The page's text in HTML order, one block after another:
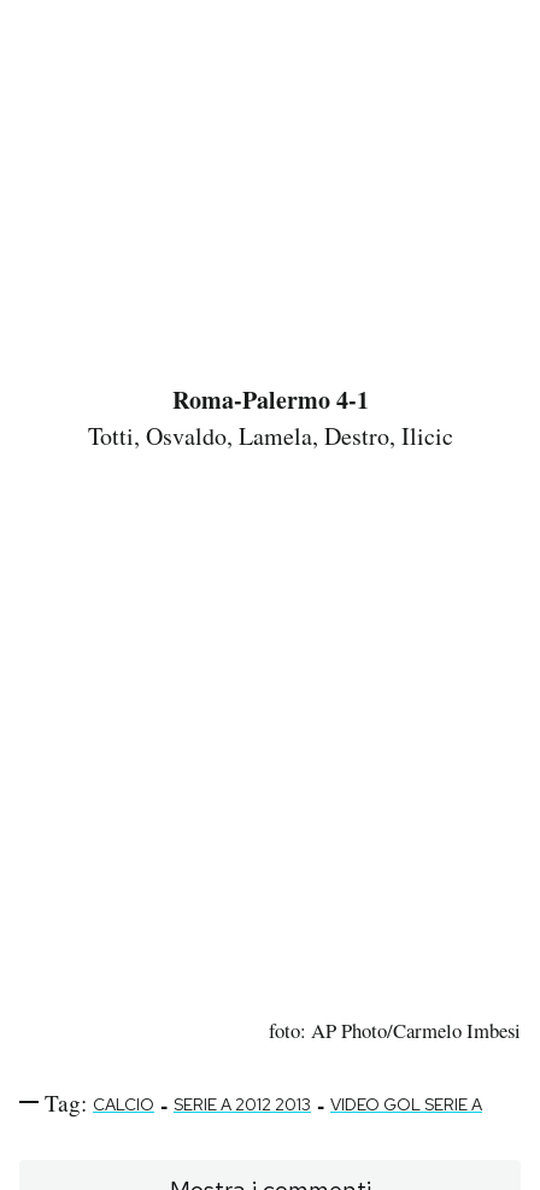
Roma-Palermo 4-1
Totti, Osvaldo, Lamela, Destro, Ilicic
foto: AP Photo/Carmelo Imbesi
Tag: CALCIO - SERIE A 2012 2013 - VIDEO GOL SERIE A